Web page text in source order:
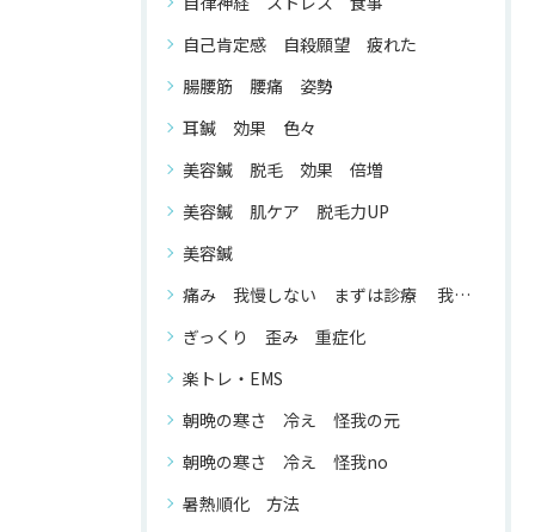
自己肯定感 自殺願望 疲れた
腸腰筋 腰痛 姿勢
耳鍼 効果 色々
美容鍼 脱毛 効果 倍増
美容鍼 肌ケア 脱毛力UP
美容鍼
痛み 我慢しない まずは診療 我慢する 必要 が ない
ぎっくり 歪み 重症化
楽トレ・EMS
朝晩の寒さ 冷え 怪我の元
朝晩の寒さ 冷え 怪我no
暑熱順化 方法